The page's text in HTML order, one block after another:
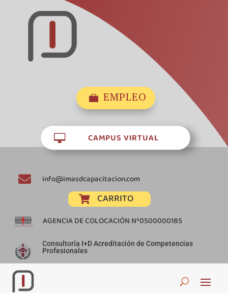
 EMPLEO
 CAMPUS VIRTUAL
 info@imasdcapacitacion.com
 CARRITO
AGENCIA DE COLOCACIÓN Nº0500000185
Consultoría I+D Acreditación de Competencias
Profesionales